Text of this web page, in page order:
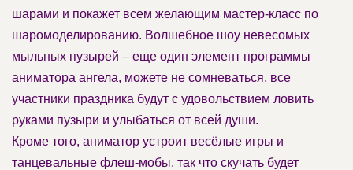
шарами и покажет всем желающим мастер-класс по
шаромоделированию. Волшебное шоу невесомых
мыльных пузырей – еще один элемент программы
аниматора ангела, можете не сомневаться, все
участники праздника будут с удовольствием ловить
руками пузыри и улыбаться от всей души.
Кроме того, аниматор устроит весёлые игры и
танцевальные флеш-мобы, так что скучать будет